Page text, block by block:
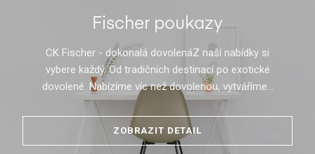
Fischer poukazy
CK Fischer - dokonalá dovolenáZ naší nabídky si
vybere každý. Od tradičních destinací po exotické
dovolené. Nabízíme víc než dovolenou, vytváříme...
ZOBRAZIT DETAIL